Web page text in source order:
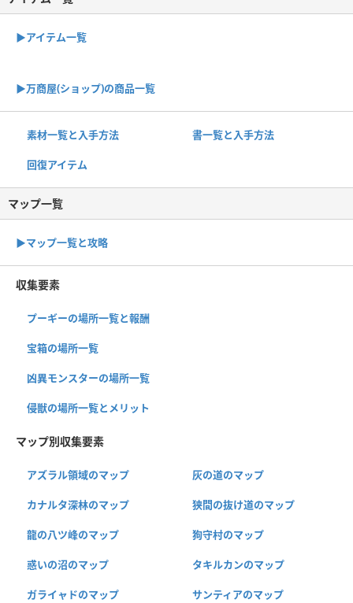
▶アイテム一覧
▶︎万商屋(ショップ)の商品一覧
素材一覧と入手方法 書一覧と入手方法
回復アイテム
マップ一覧
▶︎マップ一覧と攻略
収集要素
プーギーの場所一覧と報酬
宝箱の場所一覧
凶異モンスターの場所一覧
侵獣の場所一覧とメリット
マップ別収集要素
アズラル領域のマップ 灰の道のマップ
カナルタ深林のマップ 狭間の抜け道のマップ
龍の八ツ峰のマップ 狗守村のマップ
惑いの沼のマップ タキルカンのマップ
ガライャドのマップ サンティアのマップ